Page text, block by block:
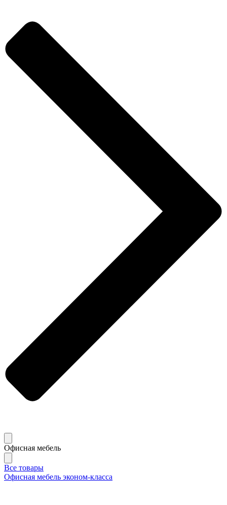
Офисная мебель
Все товары
Офисная мебель эконом-класса